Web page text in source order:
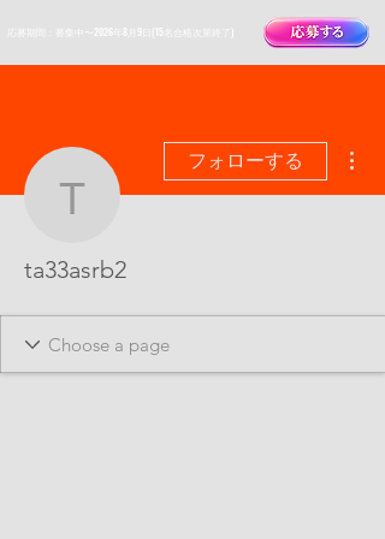
​応募期間：募集中〜2026年8月9日(15名合格次第終了)
ta33asrb2
フォローする
ta33asrb2